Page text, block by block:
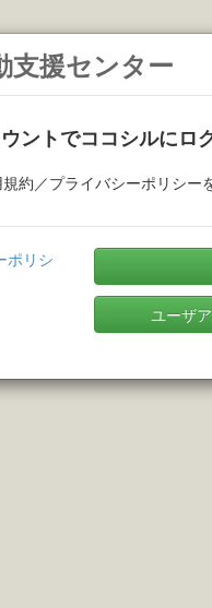
支援センター
ントでココシルにロ
約／プライバシーポリシー
ポリシ
ユーザ